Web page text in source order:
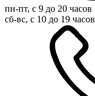
пн-пт, с 9 до 20 часов
сб-вс, с 10 до 19 часов